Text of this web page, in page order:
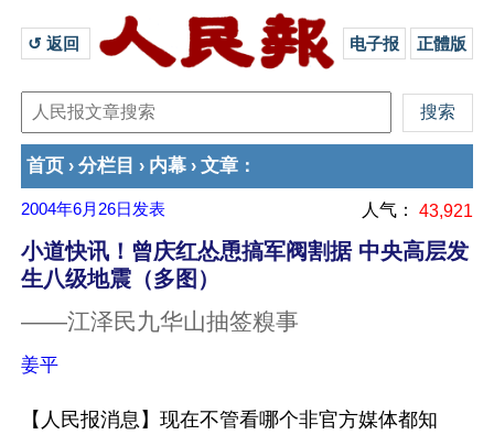
↺ 返回 电子报 正體版
首页 › 分栏目 › 内幕 › 文章 ：
2004年6月26日 发表 人气： 43,921
小道快讯！曾庆红怂恿搞军阀割据 中央高层发
生八级地震（多图）
——江泽民九华山抽签糗事
姜平
【人民报消息】现在不管看哪个非官方媒体都知